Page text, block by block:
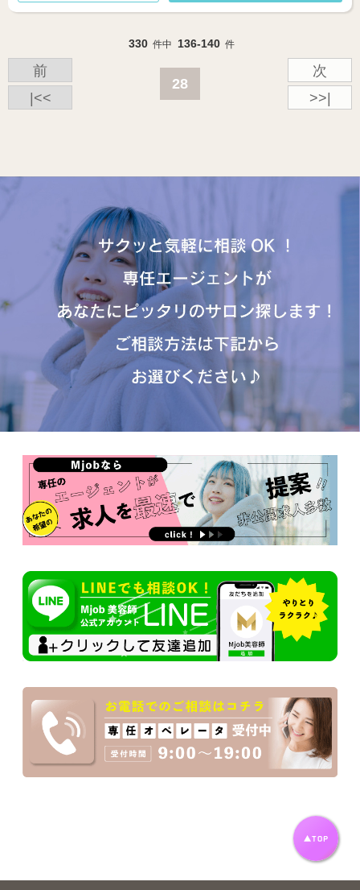
330 件中 136-140 件
|<<
前
28
次
>>|